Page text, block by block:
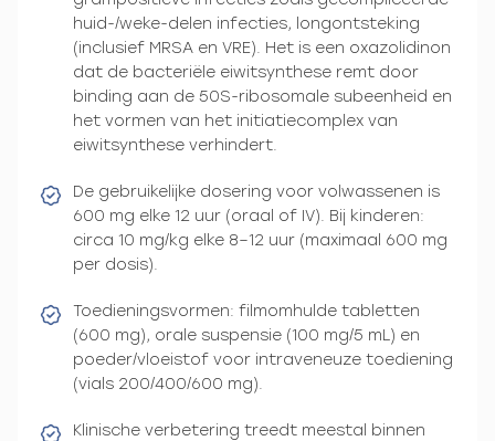
huid-/weke-delen infecties, longontsteking
(inclusief MRSA en VRE). Het is een oxazolidinon
dat de bacteriële eiwitsynthese remt door
binding aan de 50S-ribosomale subeenheid en
het vormen van het initiatiecomplex van
eiwitsynthese verhindert.
De gebruikelijke dosering voor volwassenen is
600 mg elke 12 uur (oraal of IV). Bij kinderen:
circa 10 mg/kg elke 8–12 uur (maximaal 600 mg
per dosis).
Toedieningsvormen: filmomhulde tabletten
(600 mg), orale suspensie (100 mg/5 mL) en
poeder/vloeistof voor intraveneuze toediening
(vials 200/400/600 mg).
Klinische verbetering treedt meestal binnen